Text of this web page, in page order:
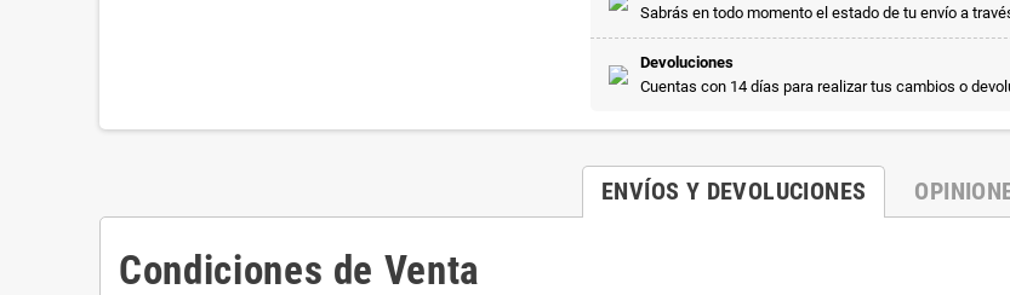
Sabrás en todo momento el estado de tu envío a
Devoluciones
Cuentas con 14 días para realizar tus cambios o
ENVÍOS Y DEVOLUCIONES
Condiciones de Venta